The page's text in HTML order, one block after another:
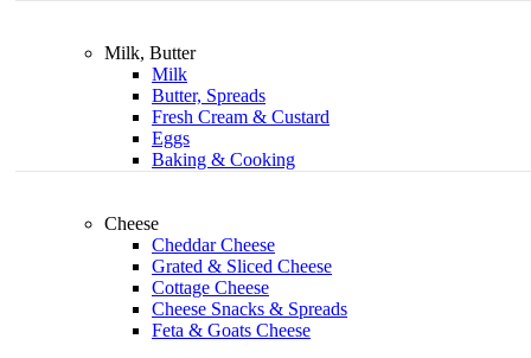
Milk, Butter
Milk
Butter, Spreads
Fresh Cream & Custard
Eggs
Baking & Cooking
Cheese
Cheddar Cheese
Grated & Sliced Cheese
Cottage Cheese
Cheese Snacks & Spreads
Feta & Goats Cheese